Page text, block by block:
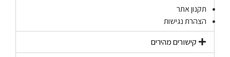
תקנון אתר
הצהרת נגישות
קישורים מהירים​